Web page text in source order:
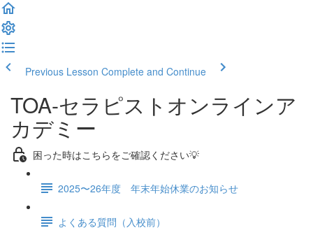
Previous Lesson Complete and Continue
TOA-セラピストオンラインア
カデミー
困った時はこちらをご確認ください💡
2025〜26年度 年末年始休業のお知らせ
よくある質問（入校前）